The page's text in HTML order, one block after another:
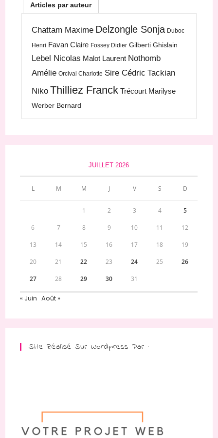
Articles par auteur
Chattam Maxime Delzongle Sonja Duboc
Henri Favan Claire Fossey Didier Gilberti Ghislain
Lebel Nicolas Malot Laurent Nothomb
Amélie Orcival Charlotte Sire Cédric Tackian
Niko Thilliez Franck Trécourt Marilyse
Werber Bernard
JUILLET 2026
L M M J V S D
1 2 3 4 5
6 7 8 9 10 11 12
13 14 15 16 17 18 19
20 21 22 23 24 25 26
27 28 29 30 31
« Juin Août »
Site Réalisé Sur Wordpress Par :